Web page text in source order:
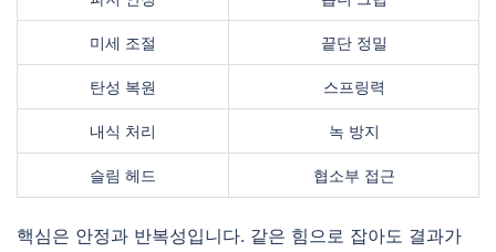
미세 조절 끝단 정밀
탄성 복원 스프링력
내식 처리 녹 방지
슬림 헤드 협소부 접근
핵심은 안정과 반복성입니다. 같은 힘으로 잡아도 결과가